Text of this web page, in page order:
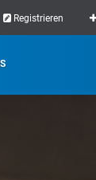
Registrieren